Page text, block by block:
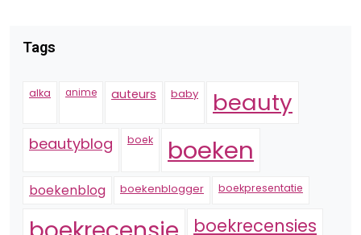
Tags
alka anime auteurs baby beauty
beautyblog boek boeken
boekenblog boekenblogger boekpresentatie
boekrecensies